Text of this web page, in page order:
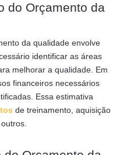
do Orçamento da
da qualidade envolve
identificar as áreas
melhorar a qualidade. Em
financeiros necessários
Essa estimativa
de treinamento, aquisição